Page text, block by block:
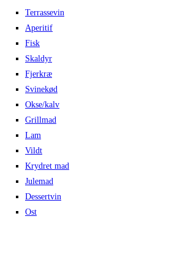
Terrassevin
Aperitif
Fisk
Skaldyr
Fjerkræ
Svinekød
Okse/kalv
Grillmad
Lam
Vildt
Krydret mad
Julemad
Dessertvin
Ost